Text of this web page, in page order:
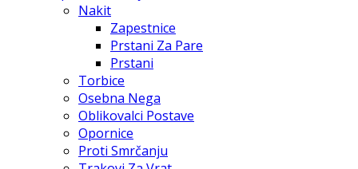
Nakit
Zapestnice
Prstani Za Pare
Prstani
Torbice
Osebna Nega
Oblikovalci Postave
Opornice
Proti Smrčanju